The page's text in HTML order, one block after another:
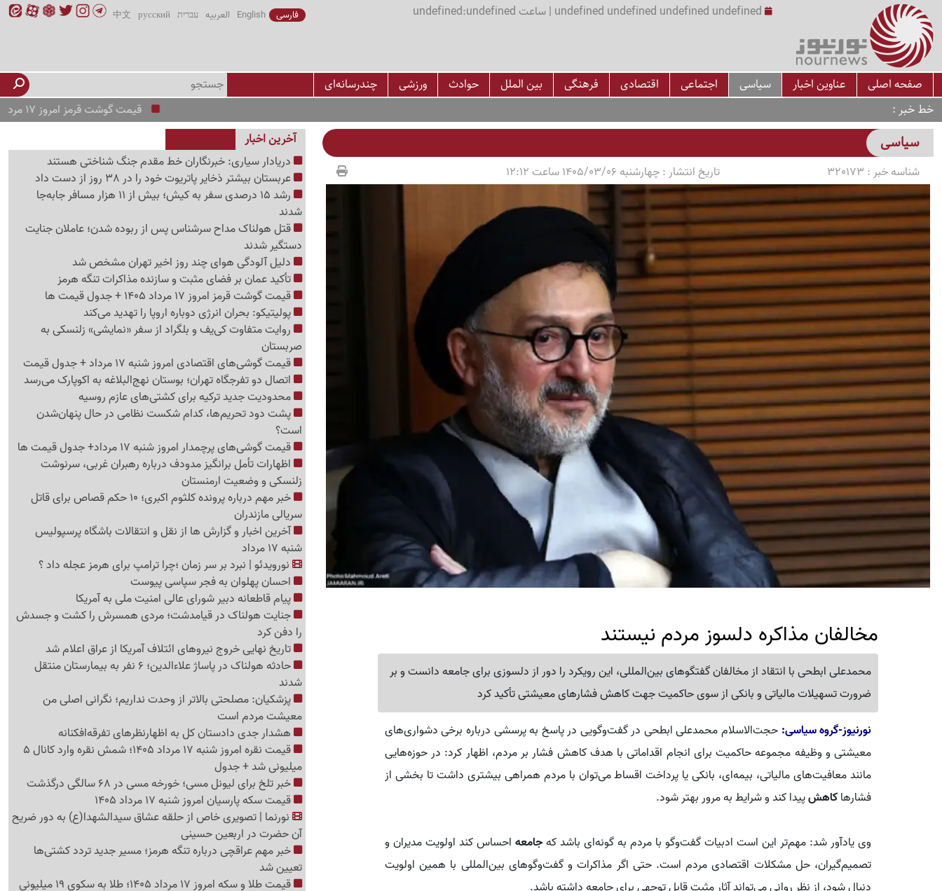
undefined undefined undefined undefined | ساعت undefined:undefined فارسی English العربیه עברית русский
中文
صفحه اصلی عناوین اخبار سیاسی اجتماعی اقتصادی فرهنگی بین الملل حوادث ورزشی
چندرسانه‌ای
خط خبر
قیمت گوشت قرمز امروز 17 مرداد 1405 + جدول قیمت ها
سیاسی
شناسه خبر : 320173 تاریخ انتشار :چهارشنبه 1405/03/06 ساعت 12:12
مخالفان مذاکره دلسوز مردم نیستند
محمدعلی ابطحی با انتقاد از مخالفان گفتگوهای بین‌المللی، این رویکرد را دور از دلسوزی برای جامعه دانست و بر
ضرورت تسهیلات مالیاتی و بانکی از سوی حاکمیت جهت کاهش فشارهای معیشتی تأکید کرد
نورنیوز-گروه سیاسی: حجت‌الاسلام محمدعلی ابطحی در گفت‌وگویی در پاسخ به پرسشی درباره برخی دشواری‌های
معیشتی و وظیفه مجموعه حاکمیت برای انجام اقداماتی با هدف کاهش فشار بر مردم، اظهار کرد: در حوزه‌هایی
مانند معافیت‌های مالیاتی، بیمه‌ای، بانکی یا پرداخت اقساط می‌توان با مردم همراهی بیشتری داشت تا بخشی از
فشارهاکاهشپیدا کند و شرایط به مرور بهتر شود.
وی یادآور شد: مهم‌تر این است ادبیات گفت‌وگو با مردم به گونه‌ای باشد کهجامعه احساس کند اولویت مدیران و
تصمیم‌گیران، حل مشکلات اقتصادی مردم است. حتی اگر مذاکرات و گفت‌وگوهای بین‌المللی با همین اولویت
آخرین اخبار
دریادار سیاری: خبرنگاران خط مقدم جنگ شناختی هستند
عربستان بیشتر ذخایر پاتریوت خود را در 38 روز از دست داد
رشد 15 درصدی سفر به کیش؛ بیش از 11 هزار مسافر جابه‌جا
شدند
قتل هولناک مداح سرشناس پس از ربوده شدن؛ عاملان جنایت
دستگیر شدند
دلیل آلودگی هوای چند روز اخیر تهران مشخص شد
تأکید عمان بر فضای مثبت و سازنده مذاکرات تنگه هرمز
قیمت گوشت قرمز امروز 17 مرداد 1405 + جدول قیمت ها
پولیتیکو: بحران انرژی دوباره اروپا را تهدید می‌کند
روایت متفاوت کی‌یف و بلگراد از سفر «نمایشی» زلنسکی به
صربستان
قیمت گوشی‌های اقتصادی امروز شنبه 17 مرداد + جدول قیمت
اتصال دو تفرجگاه تهران؛ بوستان نهج‌البلاغه به اکوپارک می‌رسد
محدودیت جدید ترکیه برای کشتی‌های عازم روسیه
پشت دود تحریم‌ها، کدام شکست نظامی در حال پنهان‌شدن
است؟
قیمت گوشی‌های پرچمدار امروز شنبه 17 مرداد+ جدول قیمت ها
اظهارات تأمل برانگیز مدودف درباره رهبران غربی، سرنوشت
زلنسکی و وضعیت ارمنستان
خبر مهم درباره پرونده کلثوم اکبری؛ 10 حکم قصاص برای قاتل
سریالی مازندران
آخرین اخبار و گزارش ها از نقل و انتقالات باشگاه پرسپولیس
شنبه 17 مرداد
نورویدئو | نبرد بر سر زمان ؛چرا ترامپ برای هرمز عجله داد ؟
احسان پهلوان به فجر سپاسی پیوست
پیام قاطعانه دبیر شورای عالی امنیت ملی به آمریکا
جنایت هولناک در قیامدشت؛ مردی همسرش را کشت و جسدش
را دفن کرد
تاریخ نهایی خروج نیروهای ائتلاف آمریکا از عراق اعلام شد
حادثه هولناک در پاساژ علاءالدین؛ 6 نفر به بیمارستان منتقل
شدند
پزشکیان: مصلحتی بالاتر از وحدت نداریم؛ نگرانی اصلی من
معیشت مردم است
هشدار جدی دادستان کل به اظهارنظرهای تفرقه‌افکنانه
قیمت نقره امروز شنبه 17 مرداد 1405؛ شمش نقره وارد کانال 5
میلیونی شد + جدول
خبر تلخ برای لیونل مسی؛ خورخه مسی در 68 سالگی درگذشت
قیمت سکه پارسیان امروز شنبه 17 مرداد 1405
نورنما | تصویری خاص از حلقه عشاق سیدالشهدا(ع) به دور ضریح
آن حضرت در اربعین حسینی
خبر مهم عراقچی درباره تنگه هرمز؛ مسیر جدید تردد کشتی‌ها
تعیین شد
قیمت طلا و سکه امروز 17 مرداد 1405؛ طلا به سکوی 19 میلیونی